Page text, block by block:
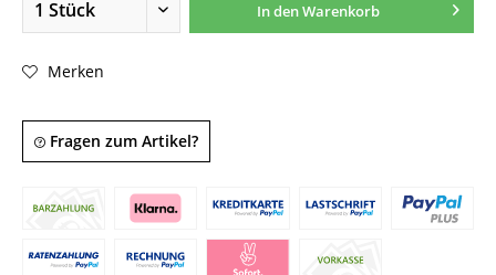
In denWarenkorb
Merken
Fragen zum Artikel?